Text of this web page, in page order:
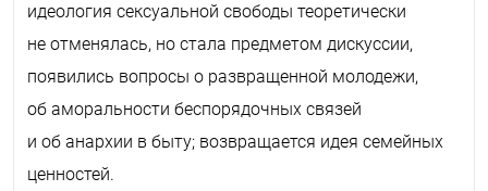
идеология сексуальной свободы теоретически
не отменялась, но стала предметом дискуссии,
появились вопросы о развращенной молодежи,
об аморальности беспорядочных связей
и об анархии в быту; возвращается идея семейных
ценностей.